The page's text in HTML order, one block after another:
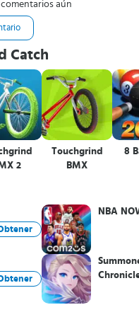
comentarios aún
Catch
2
Touchgrind
BMX
8
NBA